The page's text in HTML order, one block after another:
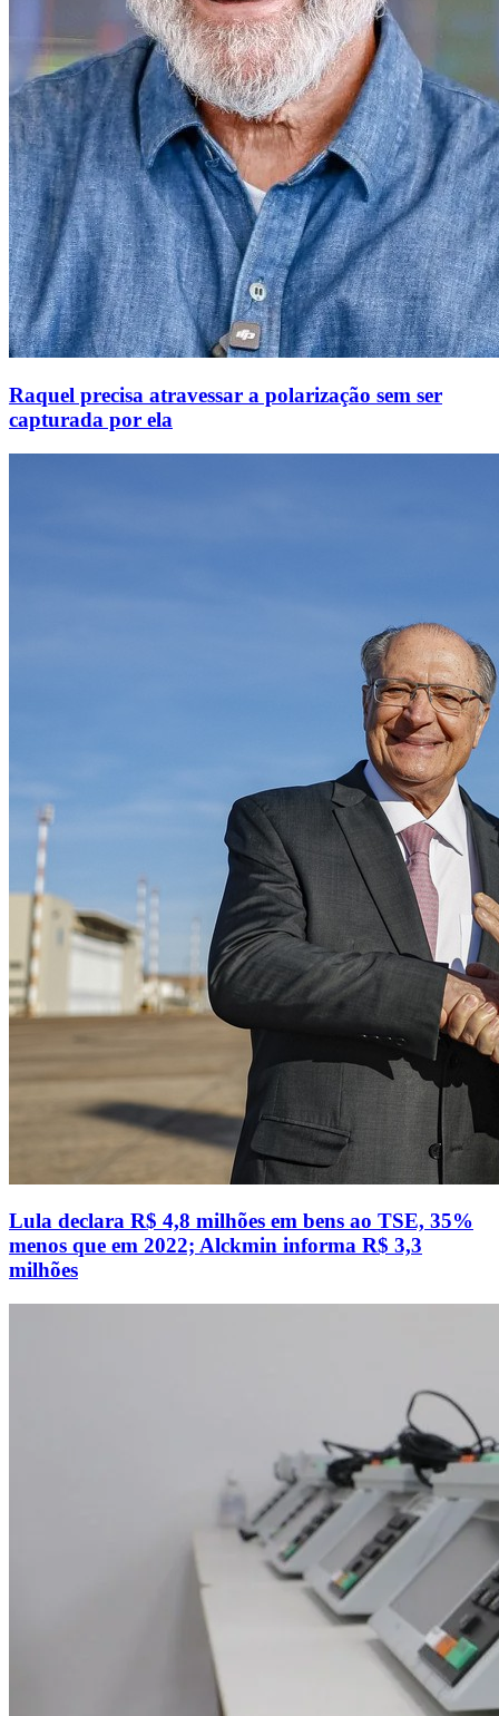
Raquel precisa atravessar a polarização sem ser
capturada por ela
Lula declara R$ 4,8 milhões em bens ao TSE, 35%
menos que em 2022; Alckmin informa R$ 3,3
milhões